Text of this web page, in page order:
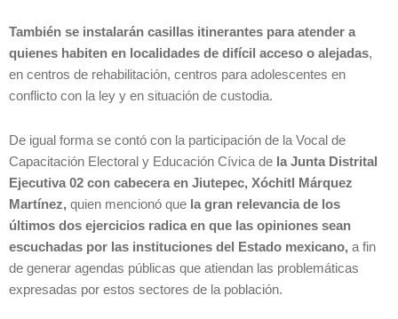
También se instalarán casillas itinerantes para atender a
quienes habiten en localidades de difícil acceso o alejadas,
en centros de rehabilitación, centros para adolescentes en
conflicto con la ley y en situación de custodia.
De igual forma se contó con la participación de la Vocal de
Capacitación Electoral y Educación Cívica de la Junta Distrital
Ejecutiva 02 con cabecera en Jiutepec, Xóchitl Márquez
Martínez, quien mencionó que la gran relevancia de los
últimos dos ejercicios radica en que las opiniones sean
escuchadas por las instituciones del Estado mexicano, a fin
de generar agendas públicas que atiendan las problemáticas
expresadas por estos sectores de la población.